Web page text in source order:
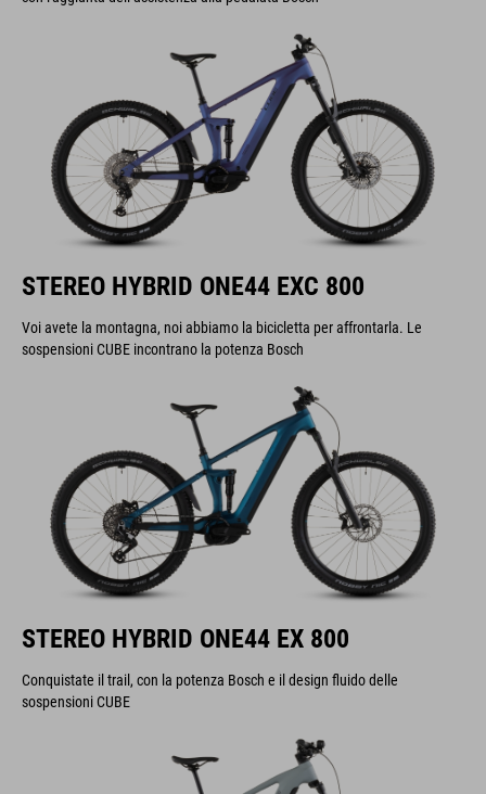
STEREO HYBRID ONE44 EXC 800
Voi avete la montagna, noi abbiamo la bicicletta per affrontarla. Le
sospensioni CUBE incontrano la potenza Bosch
STEREO HYBRID ONE44 EX 800
Conquistate il trail, con la potenza Bosch e il design fluido delle
sospensioni CUBE